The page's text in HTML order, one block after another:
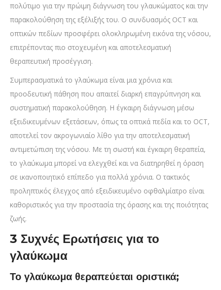
πολύτιμο για την πρώιμη διάγνωση του γλαυκώματος και την
παρακολούθηση της εξέλιξής του. Ο συνδυασμός OCT και
οπτικών πεδίων προσφέρει ολοκληρωμένη εικόνα της νόσου,
επιτρέποντας πιο στοχευμένη και αποτελεσματική
θεραπευτική προσέγγιση.
Συμπερασματικά το γλαύκωμα είναι μια χρόνια και
προοδευτική πάθηση που απαιτεί διαρκή επαγρύπνηση και
συστηματική παρακολούθηση. Η έγκαιρη διάγνωση μέσω
εξειδικευμένων εξετάσεων, όπως τα οπτικά πεδία και το OCT,
αποτελεί τον ακρογωνιαίο λίθο για την αποτελεσματική
αντιμετώπιση της νόσου. Με τη σωστή και έγκαιρη θεραπεία,
το γλαύκωμα μπορεί να ελεγχθεί και να διατηρηθεί η όραση
σε ικανοποιητικό επίπεδο για πολλά χρόνια. Ο τακτικός
προληπτικός έλεγχος από εξειδικευμένο οφθαλμίατρο είναι
καθοριστικός για την προστασία της όρασης και της ποιότητας
ζωής.
3 Συχνές Ερωτήσεις για το
γλαύκωμα
Το γλαύκωμα θεραπεύεται οριστικά;